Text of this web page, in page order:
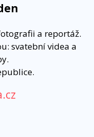
a reportáž.
svatební videa a